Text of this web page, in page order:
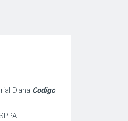
DIana Codigo